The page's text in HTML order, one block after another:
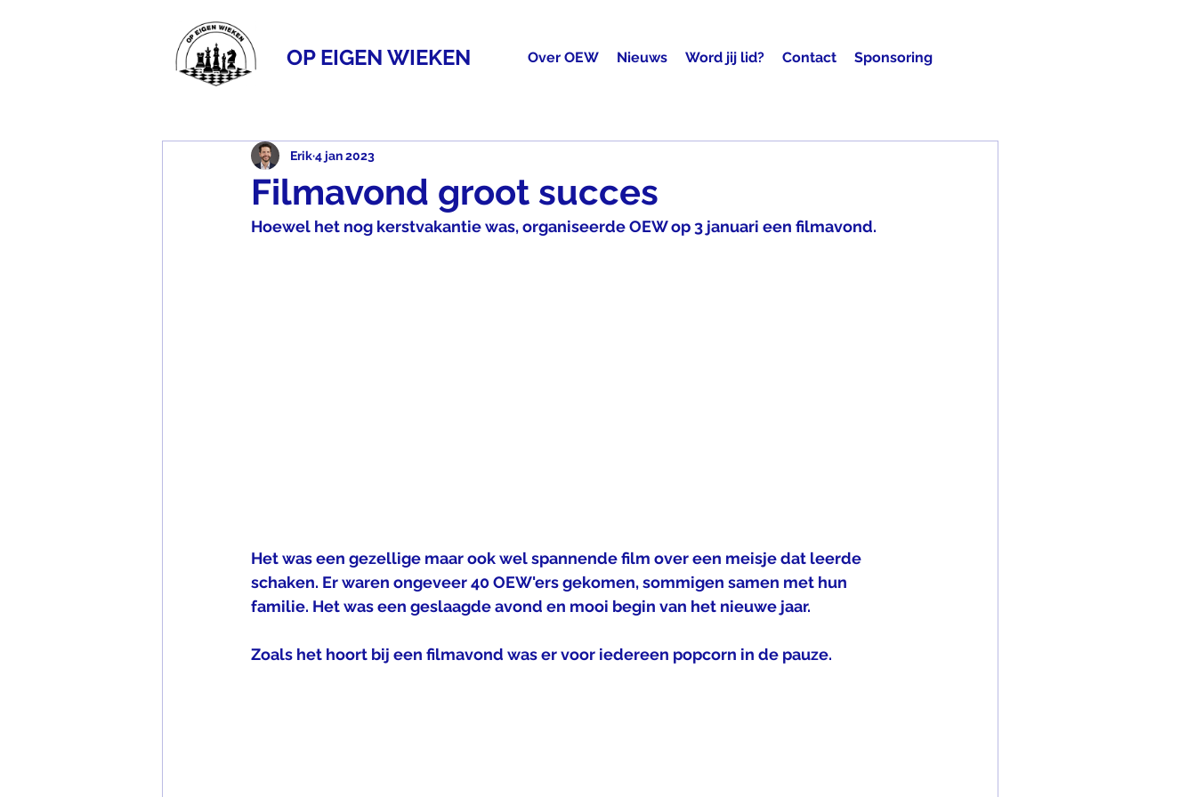
OP EIGEN WIEKEN Over OEW Nieuws Word jij lid? Contact Sponsoring
Filmavond groot succes
Erik4 jan 2023
Hoewel het nog kerstvakantie was, organiseerde OEW op 3 januari een filmavond.
Het was een gezellige maar ook wel spannende film over een meisje dat leerde
schaken. Er waren ongeveer 40 OEW'ers gekomen, sommigen samen met hun
familie. Het was een geslaagde avond en mooi begin van het nieuwe jaar.
Zoals het hoort bij een filmavond was er voor iedereen popcorn in de pauze.